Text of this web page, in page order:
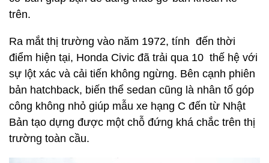
trên.
Ra mắt thị trường vào năm 1972, tính đến thời
điểm hiện tại, Honda Civic đã trải qua 10 thế hệ với
sự lột xác và cải tiến không ngừng. Bên cạnh phiên
bản hatchback, biến thể sedan cũng là nhân tố góp
công không nhỏ giúp mẫu xe hạng C đến từ Nhật
Bản tạo dựng được một chỗ đứng khá chắc trên thị
trường toàn cầu.